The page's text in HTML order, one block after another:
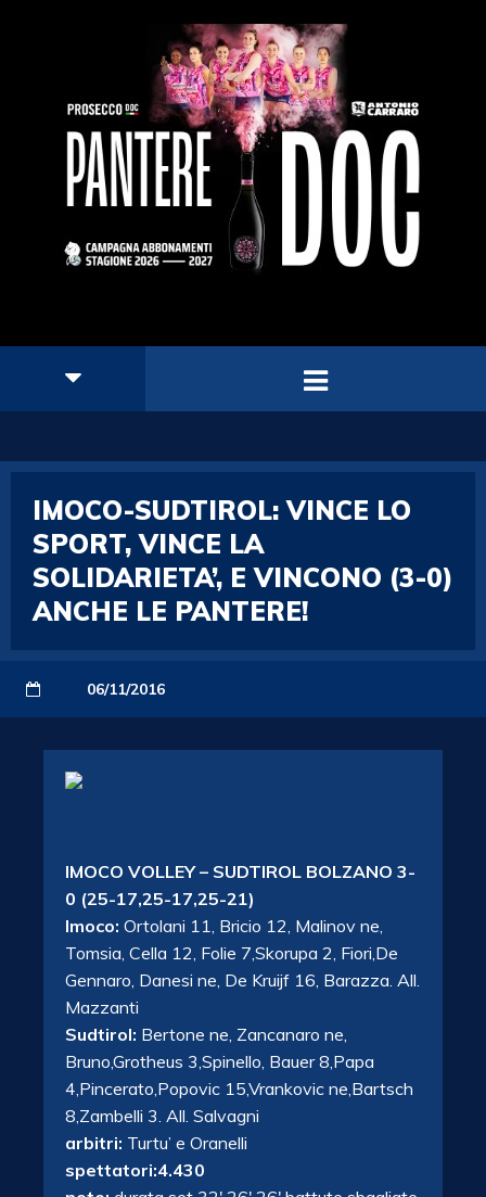
IMOCO-SUDTIROL: VINCE LO
SPORT, VINCE LA
SOLIDARIETA’, E VINCONO (3-0)
ANCHE LE PANTERE!
06/11/2016
IMOCO VOLLEY – SUDTIROL BOLZANO 3-
0 (25-17,25-17,25-21)
Imoco: Ortolani 11, Bricio 12, Malinov ne,
Tomsia, Cella 12, Folie 7,Skorupa 2, Fiori,De
Gennaro, Danesi ne, De Kruijf 16, Barazza. All.
Mazzanti
Sudtirol: Bertone ne, Zancanaro ne,
Bruno,Grotheus 3,Spinello, Bauer 8,Papa
4,Pincerato,Popovic 15,Vrankovic ne,Bartsch
8,Zambelli 3. All. Salvagni
arbitri: Turtu’ e Oranelli
spettatori:4.430